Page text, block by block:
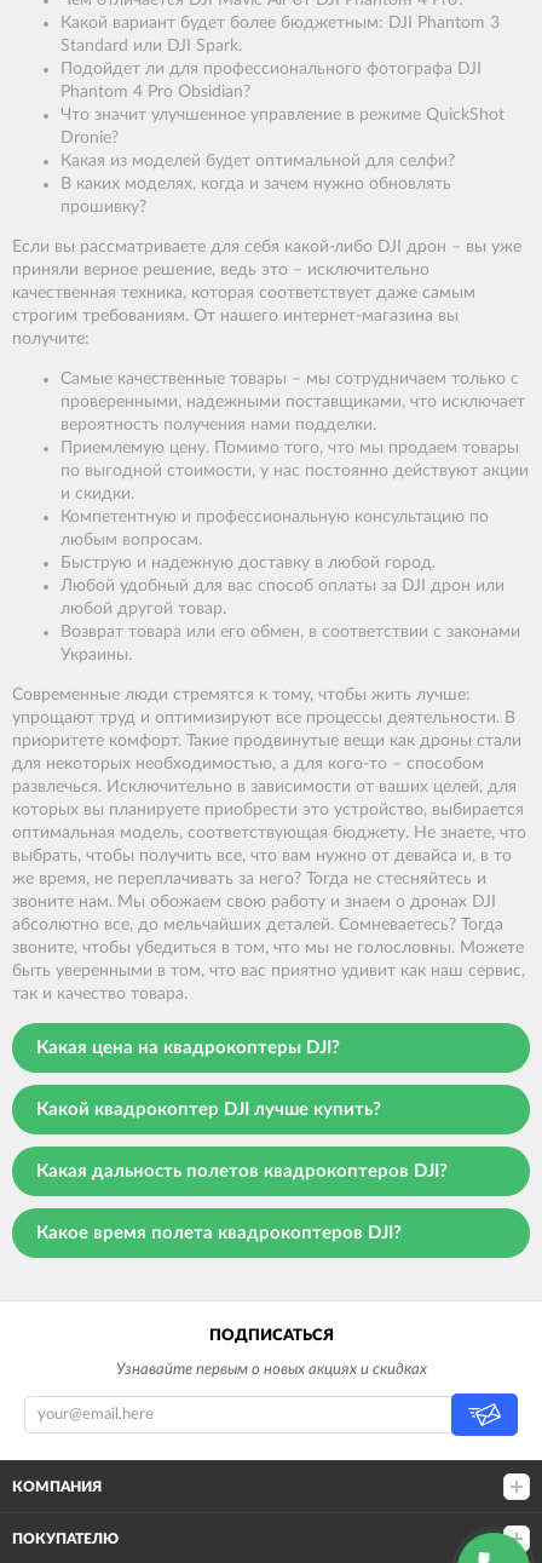
Какой вариант будет более бюджетным: DJI Phantom 3
Standard или DJI Spark.
Подойдет ли для профессионального фотографа DJI
Phantom 4 Pro Obsidian?
Что значит улучшенное управление в режиме QuickShot
Dronie?
Какая из моделей будет оптимальной для селфи?
В каких моделях, когда и зачем нужно обновлять
прошивку?
Если вы рассматриваете для себя какой-либо DJI дрон – вы уже
приняли верное решение, ведь это – исключительно
качественная техника, которая соответствует даже самым
строгим требованиям. От нашего интернет-магазина вы
получите:
Самые качественные товары – мы сотрудничаем только с
проверенными, надежными поставщиками, что исключает
вероятность получения нами подделки.
Приемлемую цену. Помимо того, что мы продаем товары
по выгодной стоимости, у нас постоянно действуют акции
и скидки.
Компетентную и профессиональную консультацию по
любым вопросам.
Быструю и надежную доставку в любой город.
Любой удобный для вас способ оплаты за DJI дрон или
любой другой товар.
Возврат товара или его обмен, в соответствии с законами
Украины.
Современные люди стремятся к тому, чтобы жить лучше:
упрощают труд и оптимизируют все процессы деятельности. В
приоритете комфорт. Такие продвинутые вещи как дроны стали
для некоторых необходимостью, а для кого-то – способом
развлечься. Исключительно в зависимости от ваших целей, для
которых вы планируете приобрести это устройство, выбирается
оптимальная модель, соответствующая бюджету. Не знаете, что
выбрать, чтобы получить все, что вам нужно от девайса и, в то
же время, не переплачивать за него? Тогда не стесняйтесь и
звоните нам. Мы обожаем свою работу и знаем о дронах DJI
абсолютно все, до мельчайших деталей. Сомневаетесь? Тогда
звоните, чтобы убедиться в том, что мы не голословны. Можете
быть уверенными в том, что вас приятно удивит как наш сервис,
так и качество товара.
Какая цена на квадрокоптеры DJI?
Какой квадрокоптер DJI лучше купить?
Какая дальность полетов квадрокоптеров DJI?
Какое время полета квадрокоптеров DJI?
ПОДПИСАТЬСЯ
Узнавайте первым о новых акциях и скидках
КОМПАНИЯ
ПОКУПАТЕЛЮ